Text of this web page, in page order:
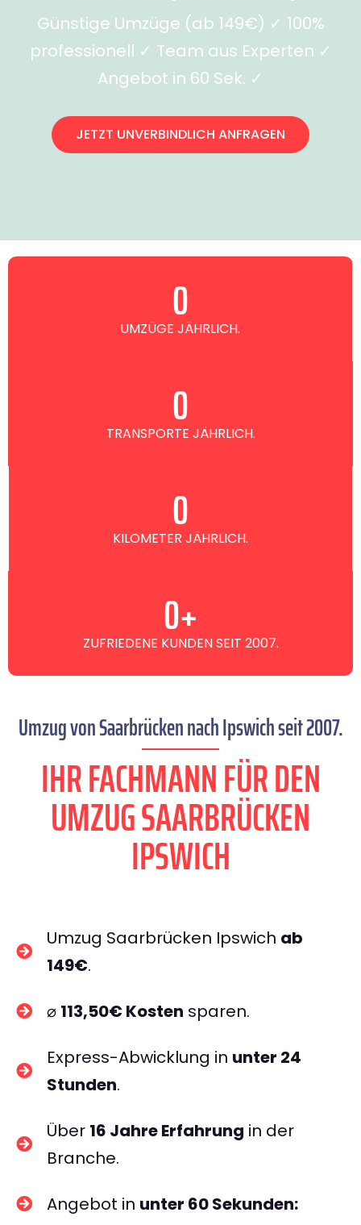
Günstige Umzüge (ab 149€) ✓ 100%
professionell ✓ Team aus Experten ✓
Angebot in 60 Sek. ✓
JETZT UNVERBINDLICH ANFRAGEN
UMZÜGE JÄHRLICH.
0
TRANSPORTE JÄHRLICH.
0
KILOMETER JÄHRLICH.
0
ZUFRIEDENE KUNDEN SEIT 2007.
0+
Umzug von Saarbrücken nach Ipswich seit 2007.
IHR FACHMANN FÜR DEN
UMZUG SAARBRÜCKEN
IPSWICH
Umzug Saarbrücken Ipswich ab
149€.
⌀ 113,50€ Kosten sparen.
Express-Abwicklung in unter 24
Stunden.
Über 16 Jahre Erfahrung in der
Branche.
Angebot in unter 60 Sekunden: